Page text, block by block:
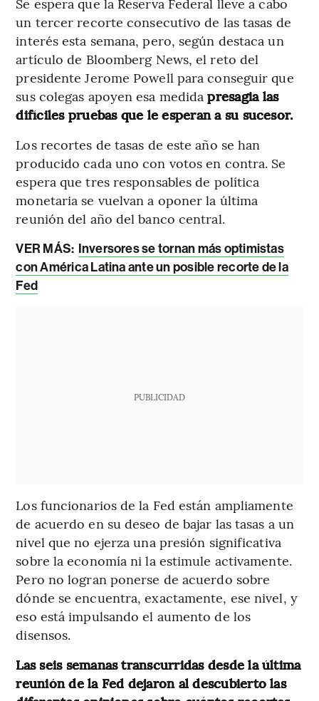
un tercer recorte consecutivo de las tasas de
interés esta semana, pero, según destaca un
artículo de Bloomberg News, el reto del
presidente Jerome Powell para conseguir que
sus colegas apoyen esa medidapresagia las
difíciles pruebas que le esperan a su sucesor.
Los recortes de tasas de este año se han
producido cada uno con votos en contra. Se
espera que tres responsables de política
monetaria se vuelvan a oponer la última
reunión del año del banco central.
VER MÁS: Inversores se tornan más optimistas
con América Latina ante un posible recorte de la
Fed
PUBLICIDAD
Los funcionarios de la Fed están ampliamente
de acuerdo en su deseo de bajar las tasas a un
nivel que no ejerza una presión significativa
sobre la economía ni la estimule activamente.
Pero no logran ponerse de acuerdo sobre
dónde se encuentra, exactamente, ese nivel, y
eso está impulsando el aumento de los
disensos.
Las seis semanas transcurridas desde la última
reunión de la Fed dejaron al descubierto las